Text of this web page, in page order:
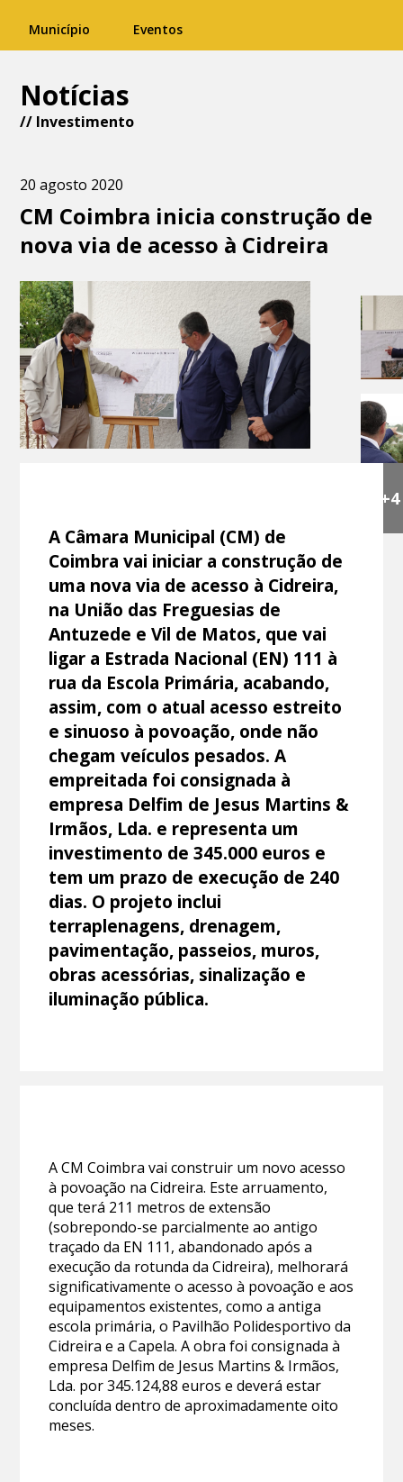
Município Eventos
Notícias
// Investimento
20 agosto 2020
CM Coimbra inicia construção de
nova via de acesso à Cidreira
+4
A Câmara Municipal (CM) de
Coimbra vai iniciar a construção de
uma nova via de acesso à Cidreira,
na União das Freguesias de
Antuzede e Vil de Matos, que vai
ligar a Estrada Nacional (EN) 111 à
rua da Escola Primária, acabando,
assim, com o atual acesso estreito
e sinuoso à povoação, onde não
chegam veículos pesados. A
empreitada foi consignada à
empresa Delfim de Jesus Martins &
Irmãos, Lda. e representa um
investimento de 345.000 euros e
tem um prazo de execução de 240
dias. O projeto inclui
terraplenagens, drenagem,
pavimentação, passeios, muros,
obras acessórias, sinalização e
iluminação pública.
A CM Coimbra vai construir um novo acesso
à povoação na Cidreira. Este arruamento,
que terá 211 metros de extensão
(sobrepondo-se parcialmente ao antigo
traçado da EN 111, abandonado após a
execução da rotunda da Cidreira), melhorará
significativamente o acesso à povoação e aos
equipamentos existentes, como a antiga
escola primária, o Pavilhão Polidesportivo da
Cidreira e a Capela. A obra foi consignada à
empresa Delfim de Jesus Martins & Irmãos,
Lda. por 345.124,88 euros e deverá estar
concluída dentro de aproximadamente oito
meses.